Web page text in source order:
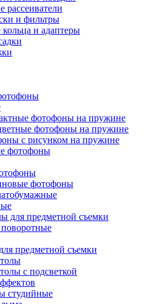
рассеиватели
и фильтры
и адаптеры
фотофоны на пружине
фотофоны на пружине
с рисунком на пружине
фотофоны
фотофоны
для предметной съемки
предметной съемки
с подсветкой
студийные